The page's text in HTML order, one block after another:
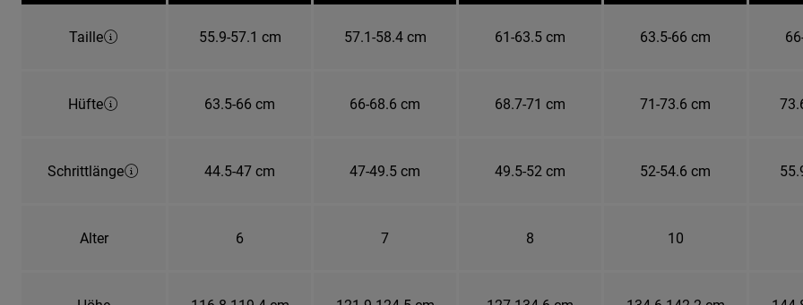
Taille 55.9-57.1 cm 57.1-58.4 cm 61-63.5 cm 63.5-66 cm
Hüfte 63.5-66 cm 66-68.6 cm 68.7-71 cm 71-73.6 cm
Schrittlänge 44.5-47 cm 47-49.5 cm 49.5-52 cm 52-54.6 cm
Alter 6 7 8 10